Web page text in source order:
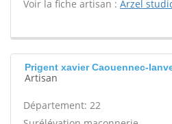
Voir la fiche artisan : Arzel
Prigent xavier Caouennec-
Artisan
Département: 22